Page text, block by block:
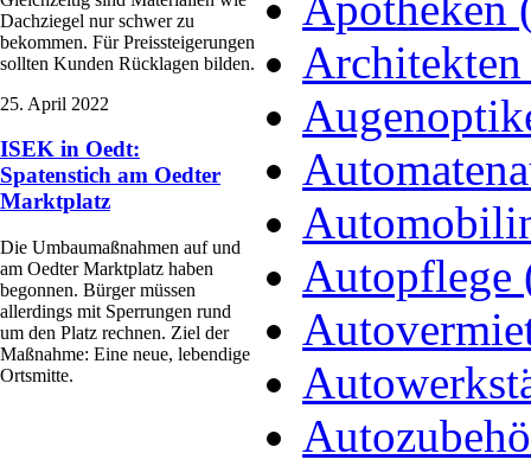
Dachziegel nur schwer zu
bekommen. Für Preissteigerungen
sollten Kunden Rücklagen bilden.
25. April 2022
ISEK in Oedt:
Spatenstich am Oedter
Marktplatz
Die Umbaumaßnahmen auf und
am Oedter Marktplatz haben
begonnen. Bürger müssen
allerdings mit Sperrungen rund
um den Platz rechnen. Ziel der
Maßnahme: Eine neue, lebendige
Ortsmitte.
Autopflege